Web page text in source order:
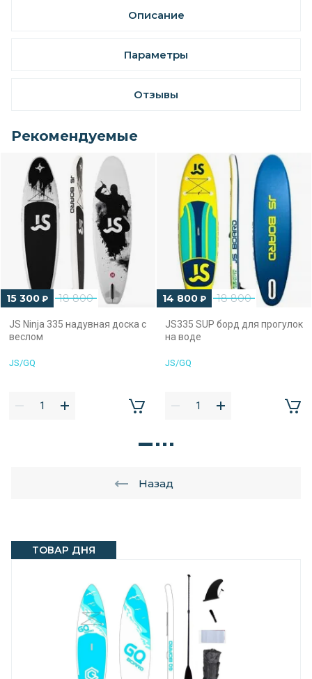
ТОВАР ДНЯ
Описание
Параметры
Отзывы
Рекомендуемые
18 800
15 300 ₽
JS Ninja 335 надувная доска с
веслом
JS/GQ
18 800
14 800 ₽
JS335 SUP борд для прогулок
на воде
JS/GQ
Назад